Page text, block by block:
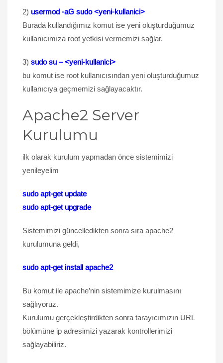
2) usermod -aG sudo <yeni-kullanici>
Burada kullandığımız komut ise yeni oluşturduğumuz
kullanıcımıza root yetkisi vermemizi sağlar.
3) sudo su – <yeni-kullanici>
bu komut ise root kullanıcısından yeni oluşturduğumuz
kullanıcıya geçmemizi sağlayacaktır.
Apache2 Server
Kurulumu
ilk olarak kurulum yapmadan önce sistemimizi
yenileyelim
sudo apt-get update
sudo apt-get upgrade
Sistemimizi güncelledikten sonra sıra apache2
kurulumuna geldi,
sudo apt-get install apache2
Bu komut ile apache’nin sistemimize kurulmasını
sağlıyoruz.
Kurulumu gerçekleştirdikten sonra tarayıcımızın URL
bölümüne ip adresimizi yazarak kontrollerimizi
sağlayabiliriz.